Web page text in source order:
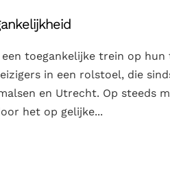
toegankelijke trein op
in een rolstoel, die
en Utrecht. Op steeds
het op gelijke...